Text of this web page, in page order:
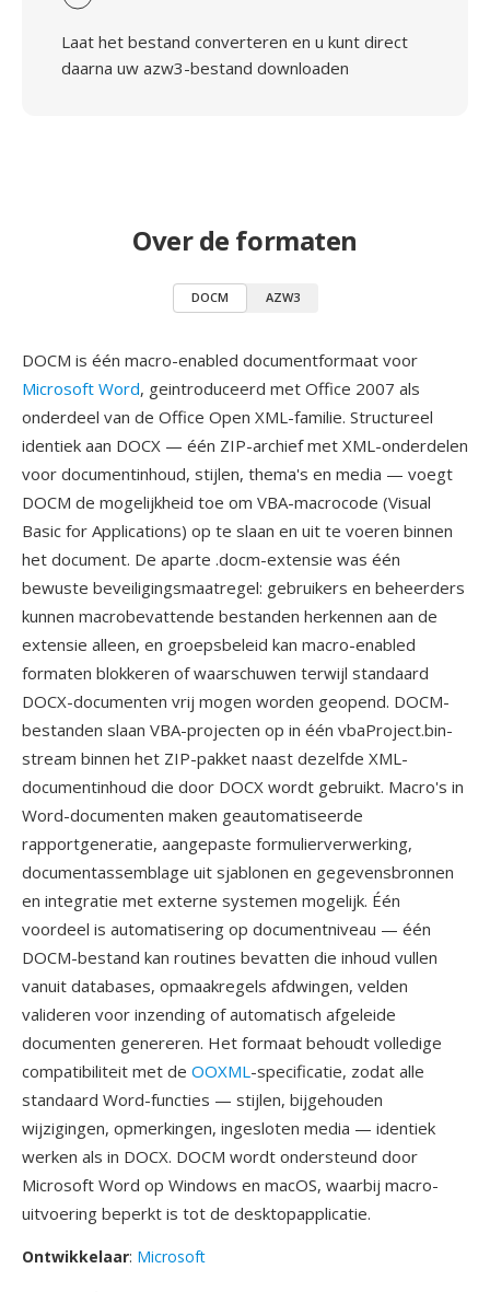
Laat het bestand converteren en u kunt direct
daarna uw azw3-bestand downloaden
Over de formaten
DOCM AZW3
DOCM is één macro-enabled documentformaat voor
Microsoft Word, geintroduceerd met Office 2007 als
onderdeel van de Office Open XML-familie. Structureel
identiek aan DOCX — één ZIP-archief met XML-onderdelen
voor documentinhoud, stijlen, thema's en media — voegt
DOCM de mogelijkheid toe om VBA-macrocode (Visual
Basic for Applications) op te slaan en uit te voeren binnen
het document. De aparte .docm-extensie was één
bewuste beveiligingsmaatregel: gebruikers en beheerders
kunnen macrobevattende bestanden herkennen aan de
extensie alleen, en groepsbeleid kan macro-enabled
formaten blokkeren of waarschuwen terwijl standaard
DOCX-documenten vrij mogen worden geopend. DOCM-
bestanden slaan VBA-projecten op in één vbaProject.bin-
stream binnen het ZIP-pakket naast dezelfde XML-
documentinhoud die door DOCX wordt gebruikt. Macro's in
Word-documenten maken geautomatiseerde
rapportgeneratie, aangepaste formulierverwerking,
documentassemblage uit sjablonen en gegevensbronnen
en integratie met externe systemen mogelijk. Één
voordeel is automatisering op documentniveau — één
DOCM-bestand kan routines bevatten die inhoud vullen
vanuit databases, opmaakregels afdwingen, velden
valideren voor inzending of automatisch afgeleide
documenten genereren. Het formaat behoudt volledige
compatibiliteit met de OOXML-specificatie, zodat alle
standaard Word-functies — stijlen, bijgehouden
wijzigingen, opmerkingen, ingesloten media — identiek
werken als in DOCX. DOCM wordt ondersteund door
Microsoft Word op Windows en macOS, waarbij macro-
uitvoering beperkt is tot de desktopapplicatie.
Ontwikkelaar: Microsoft